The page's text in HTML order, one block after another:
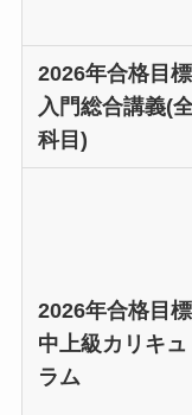
2026年合格目標
入門総合講義(
科目)
2026年合格目標
中上級カリキュ
ラム